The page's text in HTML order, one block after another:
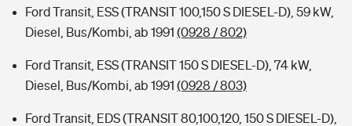
Ford Transit, ESS (TRANSIT 100,150 S DIESEL-D), 59 kW,
Diesel, Bus/Kombi, ab 1991 (0928 / 802)
Ford Transit, ESS (TRANSIT 150 S DIESEL-D), 74 kW,
Diesel, Bus/Kombi, ab 1991 (0928 / 803)
Ford Transit, EDS (TRANSIT 80,100,120, 150 S DIESEL-D),